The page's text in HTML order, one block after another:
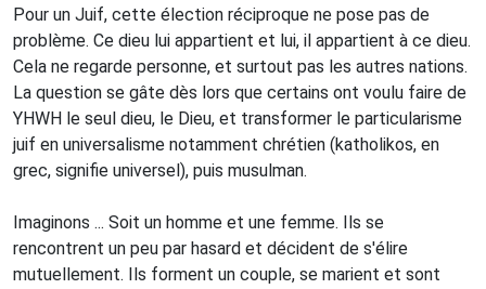
Pour un Juif, cette élection réciproque ne pose pas de
problème. Ce dieu lui appartient et lui, il appartient à ce dieu.
Cela ne regarde personne, et surtout pas les autres nations.
La question se gâte dès lors que certains ont voulu faire de
YHWH le seul dieu, le Dieu, et transformer le particularisme
juif en universalisme notamment chrétien (katholikos, en
grec, signifie universel), puis musulman.
Imaginons ... Soit un homme et une femme. Ils se
rencontrent un peu par hasard et décident de s'élire
mutuellement. Ils forment un couple, se marient et sont